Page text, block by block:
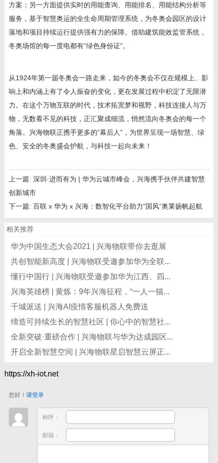
方案；另一方面提供实时的用能查询、用能排名、用能结构分析等
服务，基于智慧奥运的全生命周期管理系统，为冬奥会园区的设计
落地和项目持续运行提供强有力的保障。借助建筑能效监管系统，
冬奥场馆的每一度电都有“绿色身份证”。
从1924年第一届冬奥会一路走来，如今的冬奥会不仅在规模上、影
响上和内涵上有了令人振奋的变化，更在发展过程中积淀了无限潜
力。在这个万物互联的时代，技术拓宽梦和视野，科技连接人与万
物，无数看不见的科技，正汇聚成细流，悄然流向冬奥会的每一个
角落。兴海物联正携手更多的“幕后人”，为世界呈现一场智慧、绿
色、安全的冬奥盛会护航，与科技一起向未来！
上一篇: 深圳·进而有为 | 华为云城市峰会，兴海携手伙伴共建智慧
创新城市
下一篇: 百联 x 华为 x 兴海：数智化平台助力“国风”奥莱扬帆起航
相关推荐
华为中国生态大会2021 | 兴海物联带你去逛展
共创智能新高度 | 兴海物联受邀参加华为全联...
懂行中国行 | 兴海物联受邀参加华为江西、四...
兴海英雄榜 | 黄炼：9年兴海征程，“一人一猫...
千城派送 | 兴海AI疫情客服机器人免费送
缔造可持续生长的智慧社区 | 你心中的智慧社...
全新突破·重磅合作 | 兴海物联与华为达成园区...
开启全新智慧空间 | 兴海物联星启智慧云屏正...
https://xh-iot.net
您好！ 请登录
称呼：
邮箱：